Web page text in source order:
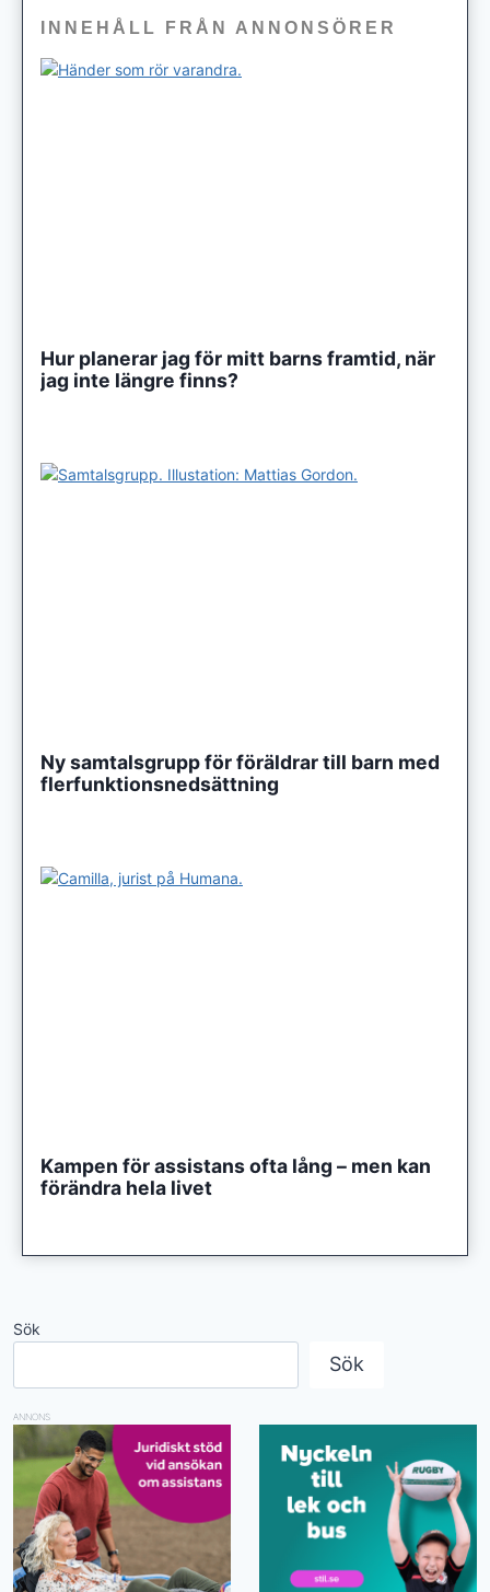
INNEHÅLL FRÅN ANNONSÖRER
Hur planerar jag för mitt barns framtid, när
jag inte längre finns?
Ny samtalsgrupp för föräldrar till barn med
flerfunktionsnedsättning
Kampen för assistans ofta lång – men kan
förändra hela livet
Sök
Sök
ANNONS